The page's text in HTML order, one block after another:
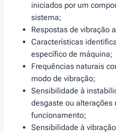
iniciados por um
sistema;
Respostas de vibração
Características
específico de máquina;
Frequências naturais
modo de vibração;
Sensibilidade à
desgaste ou alterações
funcionamento;
Sensibilidade à